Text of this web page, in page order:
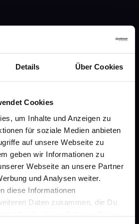
Details Über Cookies
Cookies
um Inhalte und Anzeigen zu
für soziale Medien anbieten
auf unsere Webseite zu
geben wir Informationen zu
Webseite an unsere Partner
und Analysen weiter.
diese Informationen
Daten zusammen, die Du
oder die sie im Rahmen Deiner